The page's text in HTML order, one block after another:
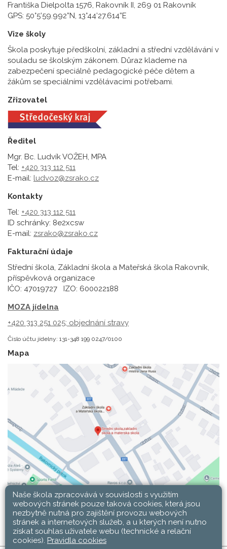
Františka Dielpolta 1576, Rakovník II, 269 01 Rakovník
GPS: 50°5’59.992”N, 13°44’27.614”E
Vize školy
Škola poskytuje předškolní, základní a střední vzdělávání v
souladu se školským zákonem. Důraz klademe na
zabezpečení speciálně pedagogické péče dětem a
žákům se speciálními vzdělávacími potřebami.
Zřizovatel
Ředitel
Mgr. Bc. Ludvík VOŽEH, MPA
Tel: +420 313 112 511
E-mail: ludvoz@zsrako.cz
Kontakty
Tel: +420 313 112 511
ID schránky: 8e2xcsw
E-mail: zsrako@zsrako.cz
Fakturační údaje
Střední škola, Základní škola a Mateřská škola Rakovník,
příspěvková organizace
IČO: 47019727 IZO: 600022188
MOZA jídelna
+420 313 251 025; objednání stravy
Číslo účtu jídelny: 131-348 199 0247/0100
Mapa
Naše škola zpracovává v souvislosti s využitím
webových stránek pouze taková cookies, která jsou
nezbytně nutná pro zajištění provozu webových
stránek a internetových služeb, a u kterých není nutno
získat souhlas uživatele webu (technické a relační
cookies). Pravidla cookies